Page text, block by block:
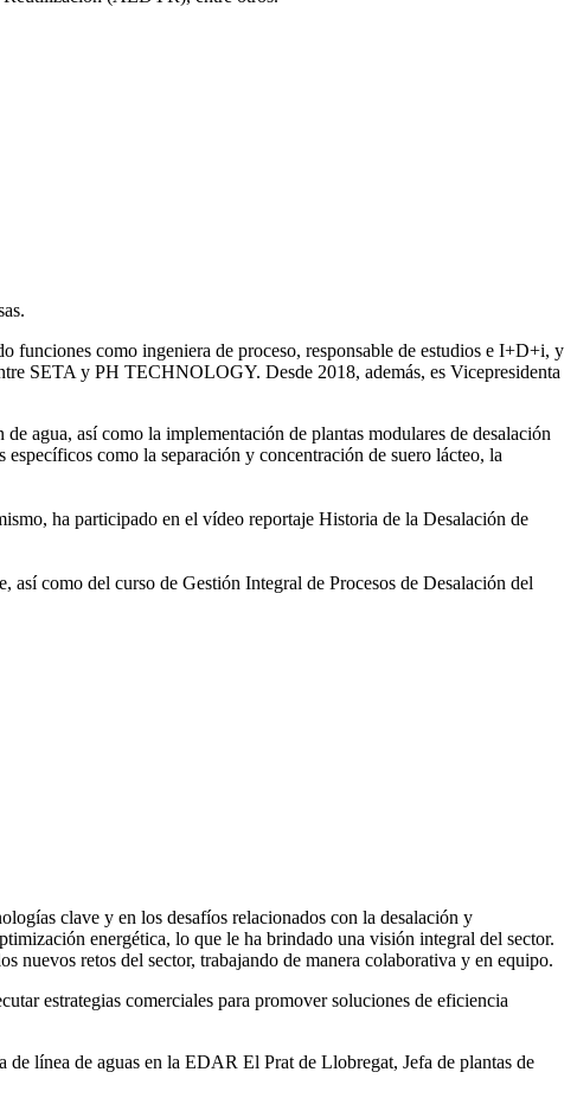
funciones como ingeniera de proceso, responsable de estudios e I+D+i, y
SETA y PH TECHNOLOGY. Desde 2018, además, es Vicepresidenta
agua, así como la implementación de plantas modulares de desalación
específicos como la separación y concentración de suero lácteo, la
ha participado en el vídeo reportaje Historia de la Desalación de
así como del curso de Gestión Integral de Procesos de Desalación del
clave y en los desafíos relacionados con la desalación y
energética, lo que le ha brindado una visión integral del sector.
nuevos retos del sector, trabajando de manera colaborativa y en equipo.
estrategias comerciales para promover soluciones de eficiencia
línea de aguas en la EDAR El Prat de Llobregat, Jefa de plantas de